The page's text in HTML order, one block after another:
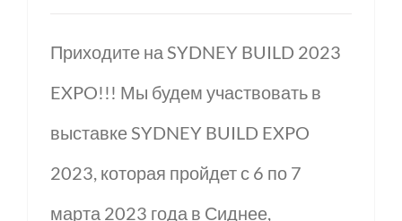
Приходите на SYDNEY BUILD 2023
EXPO!!! Мы будем участвовать в
выставке SYDNEY BUILD EXPO
2023, которая пройдет с 6 по 7
марта 2023 года в Сиднее,